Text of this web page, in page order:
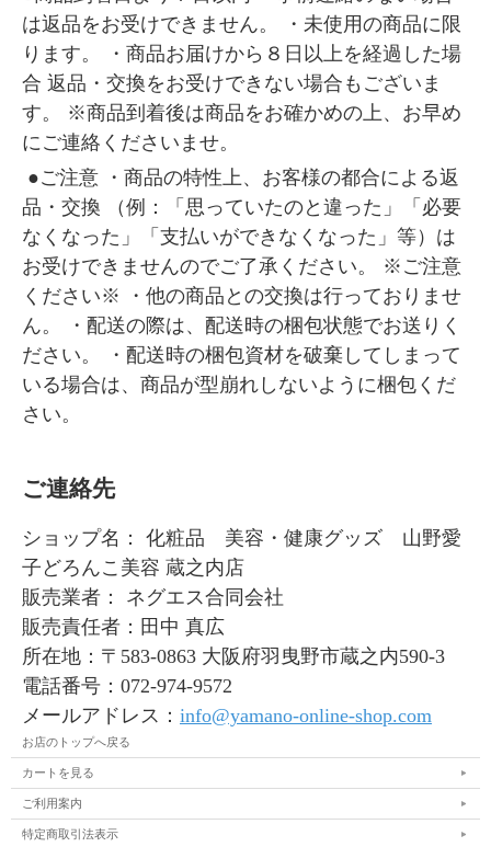
は返品をお受けできません。 ・未使用の商品に限
ります。 ・商品お届けから８日以上を経過した場
合 返品・交換をお受けできない場合もございま
す。 ※商品到着後は商品をお確かめの上、お早め
にご連絡くださいませ。
●ご注意 ・商品の特性上、お客様の都合による返
品・交換 （例：「思っていたのと違った」「必要
なくなった」「支払いができなくなった」等）は
お受けできませんのでご了承ください。 ※ご注意
ください※ ・他の商品との交換は行っておりませ
ん。 ・配送の際は、配送時の梱包状態でお送りく
ださい。 ・配送時の梱包資材を破棄してしまって
いる場合は、商品が型崩れしないように梱包くだ
さい。
ご連絡先
ショップ名： 化粧品 美容・健康グッズ 山野愛
子どろんこ美容 蔵之内店
販売業者： ネグエス合同会社
販売責任者：田中 真広
所在地：〒583-0863 大阪府羽曳野市蔵之内590-3
電話番号：072-974-9572
メールアドレス： info@yamano-online-shop.com
お店のトップへ戻る
カートを見る
ご利用案内
特定商取引法表示